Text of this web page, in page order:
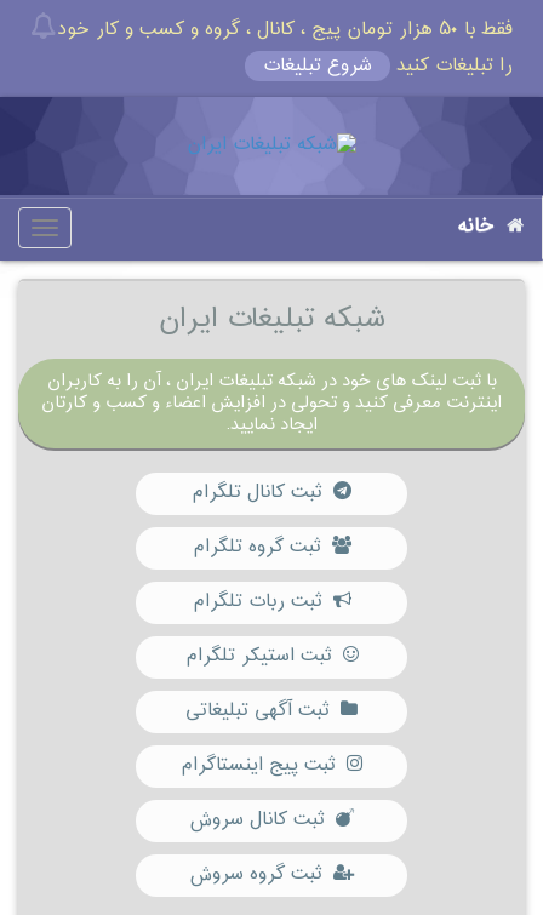
فقط با ۵۰ هزار تومان پیج ، کانال ، گروه و کسب و کار خود
را تبلیغات کنید
شروع تبلیغات
خانه
شبکه تبلیغات ایران
با ثبت لینک های خود در شبکه تبلیغات ایران ، آن را به کاربران
اینترنت معرفی کنید و تحولی در افزایش اعضاء و کسب و کارتان
ایجاد نمایید.
ثبت کانال تلگرام
ثبت گروه تلگرام
ثبت ربات تلگرام
ثبت استیکر تلگرام
ثبت آگهی تبلیغاتی
ثبت پیج اینستاگرام
ثبت کانال سروش
ثبت گروه سروش